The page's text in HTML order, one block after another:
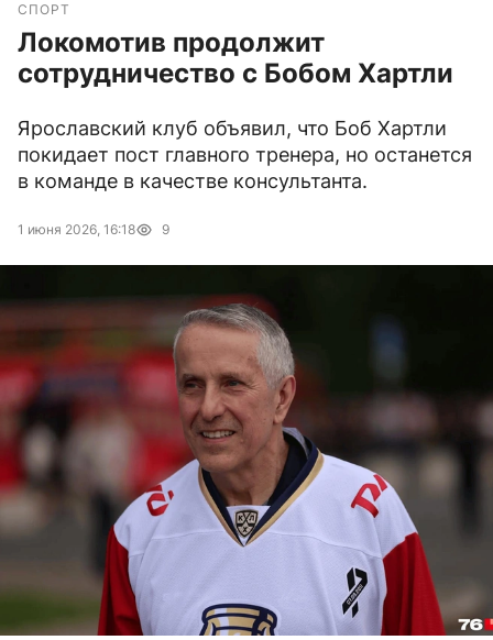
СПОРТ
Локомотив продолжит
сотрудничество с Бобом Хартли
Ярославский клуб объявил, что Боб Хартли
покидает пост главного тренера, но останется
в команде в качестве консультанта.
1 июня 2026, 16:18 9